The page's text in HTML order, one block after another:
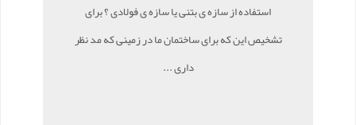
استفاده از سازه ی بتنی یا سازه ی فولادی ؟ برای
تشخیص این که برای ساختمان ما در زمینی که مد نظر
داری ...